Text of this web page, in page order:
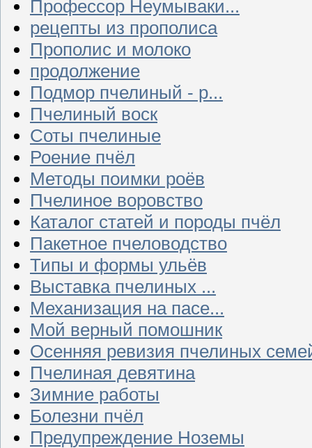
Профессор Неумываки...
рецепты из прополиса
Прополис и молоко
продолжение
Подмор пчелиный - р...
Пчелиный воск
Соты пчелиные
Роение пчёл
Методы поимки роёв
Пчелиное воровство
Каталог статей и породы пчёл
Пакетное пчеловодство
Типы и формы ульёв
Выставка пчелиных ...
Механизация на пасе...
Мой верный помошник
Осенняя ревизия пчелиных
Пчелиная девятина
Зимние работы
Болезни пчёл
Предупреждение Ноземы